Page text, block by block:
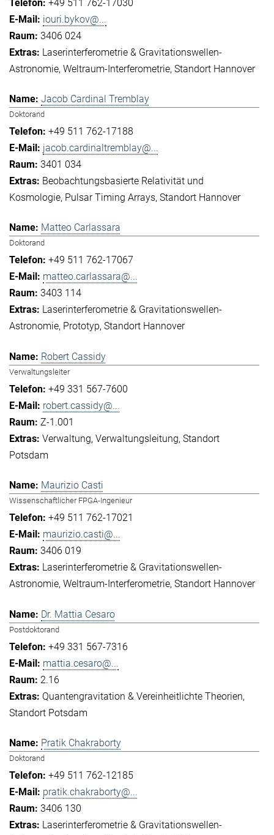
+49 511 762-17030
iouri.bykov@...
3406 024
Laserinterferometrie & Gravitationswellen-
Astronomie Weltraum-Interferometrie Standort Hannover
Jacob Cardinal Tremblay
Doktorand
+49 511 762-17188
jacob.cardinaltremblay@...
3401 034
Beobachtungsbasierte Relativität und
Kosmologie Pulsar Timing Arrays Standort Hannover
Matteo Carlassara
Doktorand
+49 511 762-17067
matteo.carlassara@...
3403 114
Laserinterferometrie & Gravitationswellen-
Astronomie Prototyp Standort Hannover
Robert Cassidy
Verwaltungsleiter
+49 331 567-7600
robert.cassidy@...
Z-1.001
Verwaltung Verwaltungsleitung Standort
Potsdam
Maurizio Casti
Wissenschaftlicher FPGA-Ingenieur
+49 511 762-17021
maurizio.casti@...
3406 019
Laserinterferometrie & Gravitationswellen-
Astronomie Weltraum-Interferometrie Standort Hannover
Dr. Mattia Cesaro
Postdoktorand
+49 331 567-7316
mattia.cesaro@...
2.16
Quantengravitation & Vereinheitlichte Theorien
Standort Potsdam
Pratik Chakraborty
Doktorand
+49 511 762-12185
pratik.chakraborty@...
3406 130
Laserinterferometrie & Gravitationswellen-